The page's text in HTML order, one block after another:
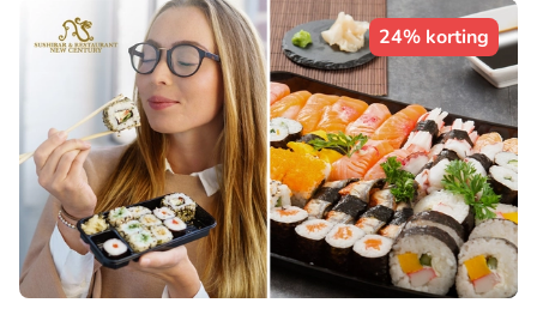
24% korting